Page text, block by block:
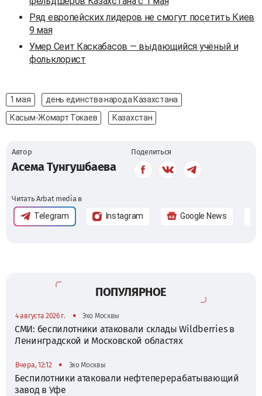
Ряд европейских лидеров не смогут посетить Киев
9 мая
Умер Сеит Каскабасов — выдающийся учёный и
фольклорист
1 мая
день единства народа Казахстана
Касым-Жомарт Токаев
Казахстан
Автор
Асема Тунгушбаева
Поделиться
Читать Arbat media в
Telegram Instagram Google News
ПОПУЛЯРНОЕ
4 августа 2026 г. • Эхо Москвы
СМИ: беспилотники атаковали склады Wildberries в
Ленинградской и Московской областях
Вчера, 12:12 • Эхо Москвы
Беспилотники атаковали нефтеперерабатывающий
завод в Уфе